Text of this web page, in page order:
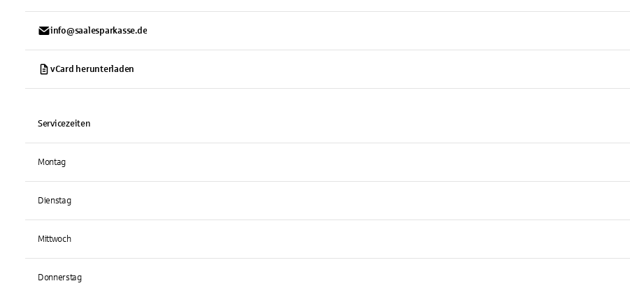
info@saalesparkasse.de
vCard herunterladen
Servicezeiten
Montag
Dienstag
Mittwoch
Donnerstag